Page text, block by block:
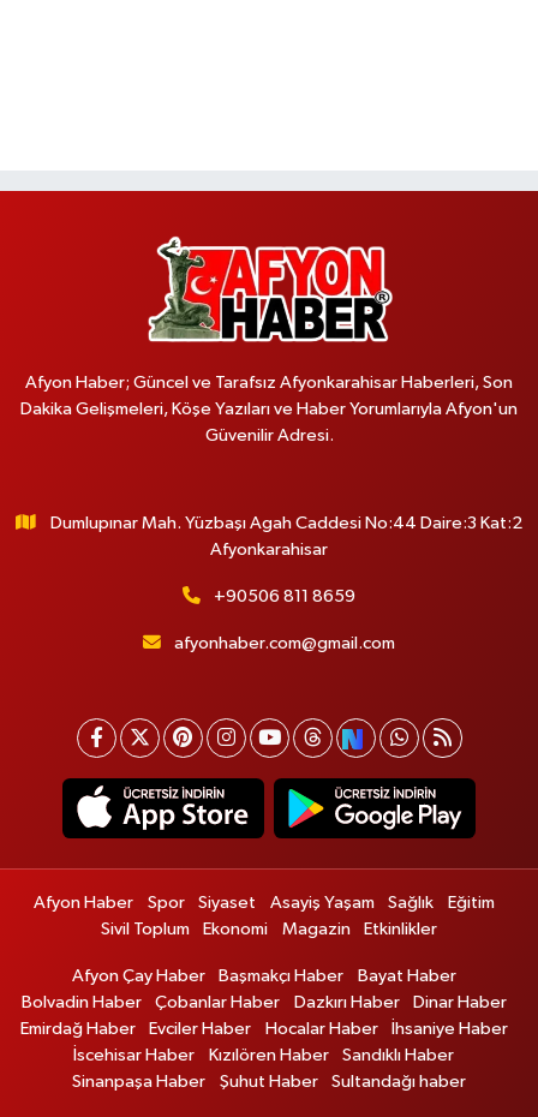
Afyon Haber; Güncel ve Tarafsız Afyonkarahisar Haberleri, Son
Dakika Gelişmeleri, Köşe Yazıları ve Haber Yorumlarıyla Afyon'un
Güvenilir Adresi.
Dumlupınar Mah. Yüzbaşı Agah Caddesi No:44 Daire:3 Kat:2
Afyonkarahisar
+90506 811 8659
afyonhaber.com@gmail.com
Afyon Haber Spor Siyaset Asayiş Yaşam Sağlık
Eğitim
Sivil Toplum
Ekonomi Magazin Etkinlikler
Afyon Çay Haber Başmakçı Haber
Bayat Haber
Bolvadin Haber
Çobanlar Haber Dazkırı Haber
Dinar Haber
Emirdağ Haber
Evciler Haber Hocalar Haber
İhsaniye Haber
İscehisar Haber
Kızılören Haber
Sandıklı Haber
Sinanpaşa Haber
Şuhut Haber Sultandağı haber